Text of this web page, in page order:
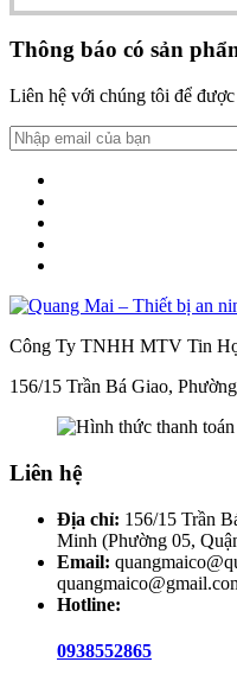
Thông báo có sản
Liên hệ với chúng tôi để
Công Ty TNHH MTV Tin
156/15 Trần Bá Giao,
Liên hệ
Địa chỉ: 156/15 Trần
Minh (Phường 05,
Email:
Hotline:
0938552865